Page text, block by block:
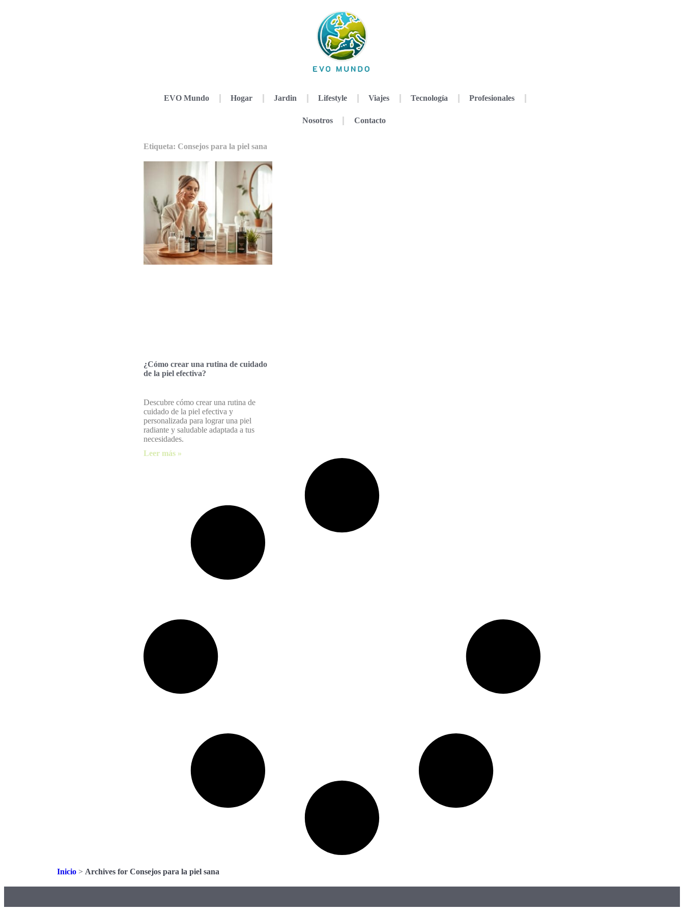
EVO Mundo Hogar Jardin Lifestyle Viajes Tecnología Profesionales
Nosotros Contacto
Etiqueta: Consejos para la piel sana
¿Cómo crear una rutina de cuidado
de la piel efectiva?
Descubre cómo crear una rutina de
cuidado de la piel efectiva y
personalizada para lograr una piel
radiante y saludable adaptada a tus
necesidades.
Leer más »
Inicio > Archives for Consejos para la piel sana